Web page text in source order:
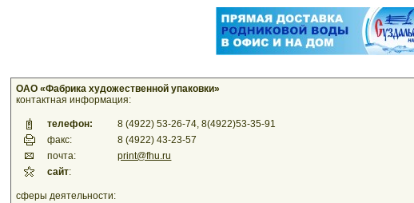
ОАО «Фабрика художественной упаковки»
контактная информация:
телефон:
8 (4922) 53-26-74, 8(4922)53-35-91
факс:
8 (4922) 43-23-57
почта:
print@fhu.ru
сайт:
сферы деятельности: